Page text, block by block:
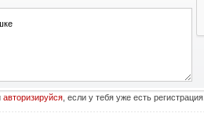
авторизируйся, если у тебя уже есть регистрация.